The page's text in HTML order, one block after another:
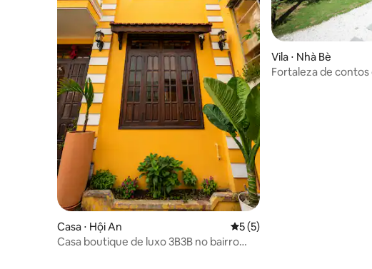
Casa ⋅ Hội An 5 de uma avaliação média de
5 (5)
Casa boutique de luxo 3B3B no bairro
Vila ⋅ Nhà Bè
Fortaleza de contos